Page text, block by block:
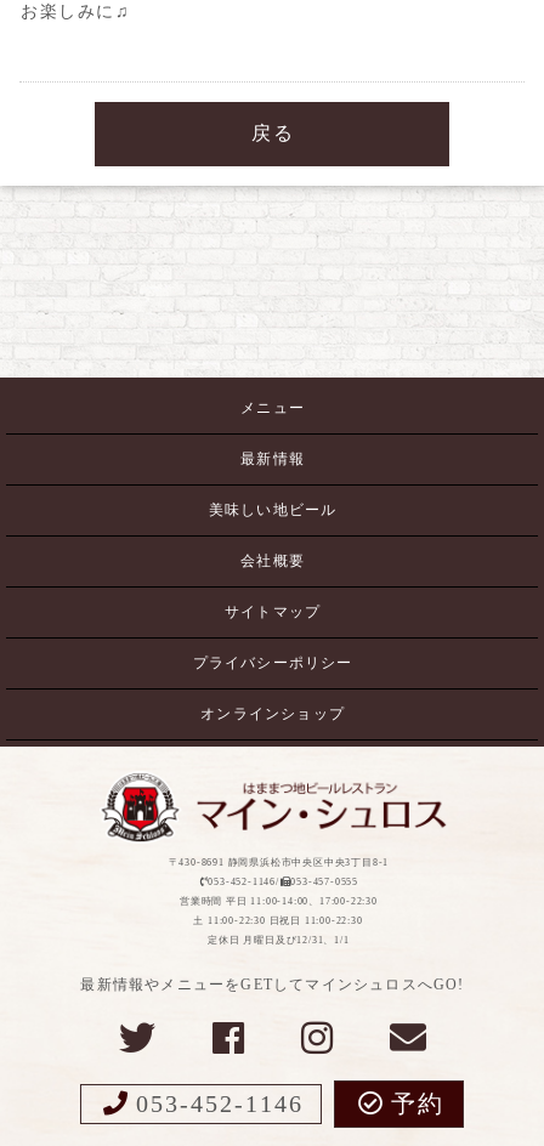
お楽しみに♫
戻る
メニュー
最新情報
美味しい地ビール
会社概要
サイトマップ
プライバシーポリシー
オンラインショップ
〒430-8691 静岡県浜松市中央区中央3丁目8-1
053-452-1146/
053-457-0555
営業時間 平日 11:00-14:00、17:00-22:30
土 11:00-22:30 日祝日 11:00-22:30
定休日 月曜日及び12/31、1/1
最新情報やメニューをGETしてマインシュロスへGO!
053-452-1146 予約